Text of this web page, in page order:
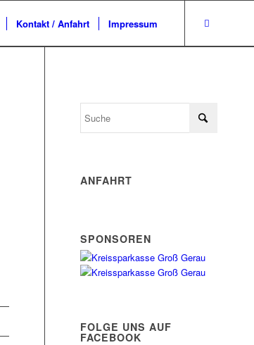
Kontakt / Anfahrt Impressum
ANFAHRT
SPONSOREN
FOLGE UNS AUF
FACEBOOK